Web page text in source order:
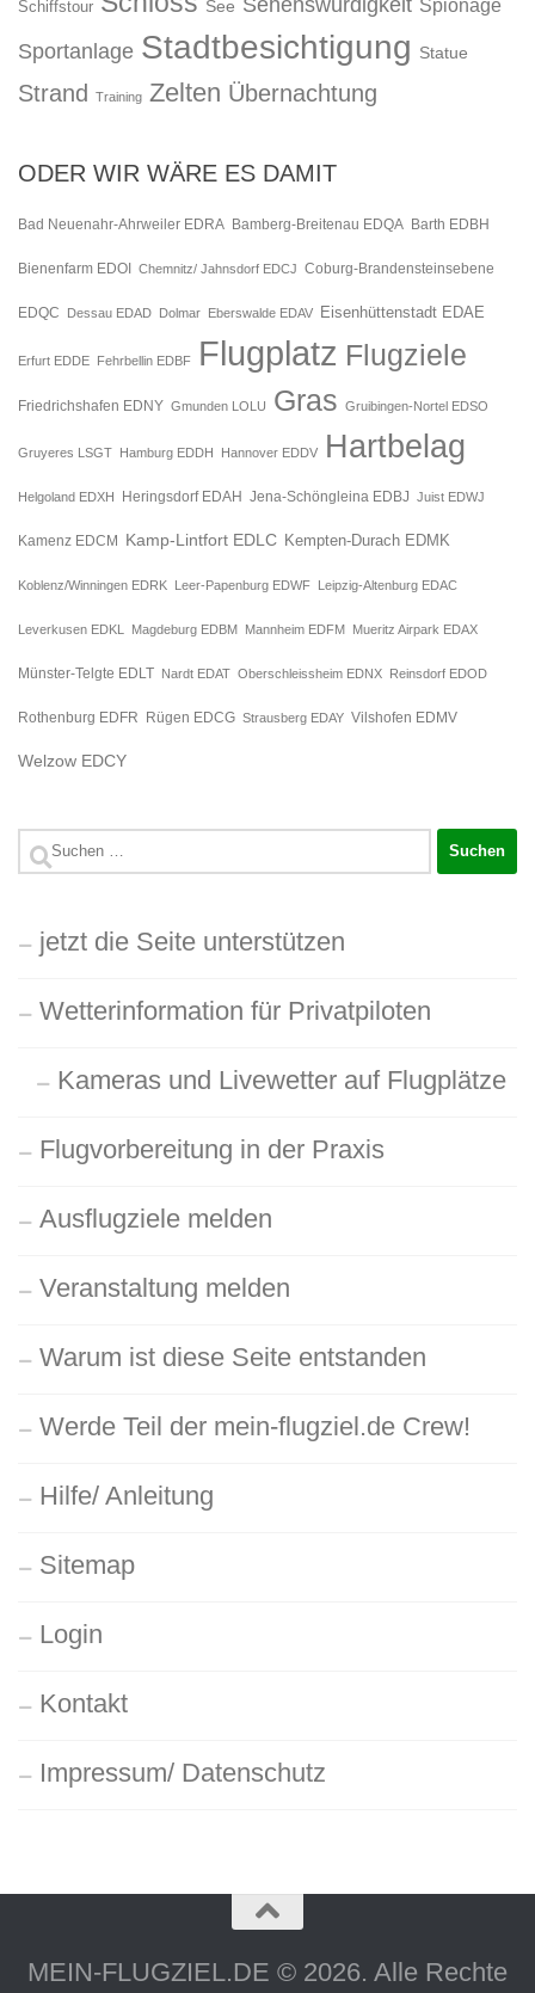
Schiffstour See Spionage
Sportanlage Stadtbesichtigung Statue
Strand Training Zelten Übernachtung
ODER WIR WÄRE ES DAMIT
Bad Neuenahr-Ahrweiler EDRA Bamberg-Breitenau EDQA Barth EDBH
Bienenfarm EDOI Chemnitz/ Jahnsdorf EDCJ Coburg-Brandensteinsebene
EDQC Dessau EDAD Dolmar Eberswalde EDAV Eisenhüttenstadt EDAE
Erfurt EDDE Fehrbellin EDBF Flugplatz Flugziele
Friedrichshafen EDNY Gmunden LOLU Gras Gruibingen-Nortel EDSO
Gruyeres LSGT Hamburg EDDH Hannover EDDV Hartbelag
Helgoland EDXH Heringsdorf EDAH Jena-Schöngleina EDBJ Juist EDWJ
Kamenz EDCM Kamp-Lintfort EDLC Kempten-Durach EDMK
Koblenz/Winningen EDRK Leer-Papenburg EDWF Leipzig-Altenburg EDAC
Leverkusen EDKL Magdeburg EDBM Mannheim EDFM Mueritz Airpark EDAX
Münster-Telgte EDLT Nardt EDAT Oberschleissheim EDNX Reinsdorf EDOD
Rothenburg EDFR Rügen EDCG Strausberg EDAY Vilshofen EDMV
Welzow EDCY
Suchen
jetzt die Seite unterstützen
Wetterinformation für Privatpiloten
Kameras und Livewetter auf Flugplätze
Flugvorbereitung in der Praxis
Ausflugziele melden
Veranstaltung melden
Warum ist diese Seite entstanden
Werde Teil der mein-flugziel.de Crew!
Hilfe/ Anleitung
Sitemap
Login
Kontakt
Impressum/ Datenschutz
MEIN-FLUGZIEL.DE © 2026. Alle Rechte